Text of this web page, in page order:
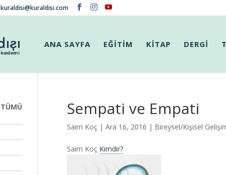
kuraldisi@kuraldisi.com
ANA SAYFA EĞİTİM KİTAP DERGİ
Sempati ve Empati
Saim Koç| Ara 16, 2016 | Bireysel/Kişisel
Saim Koç Kimdir?
TÜMÜ